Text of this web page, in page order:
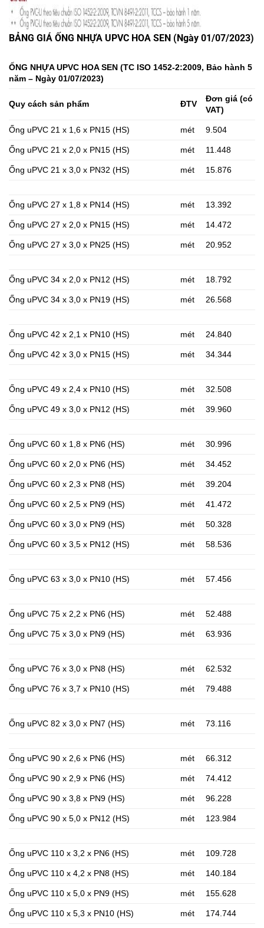
BẢNG GIÁ ỐNG NHỰA UPVC HOA SEN (Ngày 01/07/2023)
ỐNG NHỰA UPVC HOA SEN (TC ISO 1452-2:2009, Bảo hành 5
năm – Ngày 01/07/2023)
Quy cách sản phẩm ĐTV
Đơn giá (có
VAT)
Ống uPVC 21 x 1,6 x PN15 (HS) mét 9.504
Ống uPVC 21 x 2,0 x PN15 (HS) mét 11.448
Ống uPVC 21 x 3,0 x PN32 (HS) mét 15.876
Ống uPVC 27 x 1,8 x PN14 (HS) mét 13.392
Ống uPVC 27 x 2,0 x PN15 (HS) mét 14.472
Ống uPVC 27 x 3,0 x PN25 (HS) mét 20.952
Ống uPVC 34 x 2,0 x PN12 (HS) mét 18.792
Ống uPVC 34 x 3,0 x PN19 (HS) mét 26.568
Ống uPVC 42 x 2,1 x PN10 (HS) mét 24.840
Ống uPVC 42 x 3,0 x PN15 (HS) mét 34.344
Ống uPVC 49 x 2,4 x PN10 (HS) mét 32.508
Ống uPVC 49 x 3,0 x PN12 (HS) mét 39.960
Ống uPVC 60 x 1,8 x PN6 (HS) mét 30.996
Ống uPVC 60 x 2,0 x PN6 (HS) mét 34.452
Ống uPVC 60 x 2,3 x PN8 (HS) mét 39.204
Ống uPVC 60 x 2,5 x PN9 (HS) mét 41.472
Ống uPVC 60 x 3,0 x PN9 (HS) mét 50.328
Ống uPVC 60 x 3,5 x PN12 (HS) mét 58.536
Ống uPVC 63 x 3,0 x PN10 (HS) mét 57.456
Ống uPVC 75 x 2,2 x PN6 (HS) mét 52.488
Ống uPVC 75 x 3,0 x PN9 (HS) mét 63.936
Ống uPVC 76 x 3,0 x PN8 (HS) mét 62.532
Ống uPVC 76 x 3,7 x PN10 (HS) mét 79.488
Ống uPVC 82 x 3,0 x PN7 (HS) mét 73.116
Ống uPVC 90 x 2,6 x PN6 (HS) mét 66.312
Ống uPVC 90 x 2,9 x PN6 (HS) mét 74.412
Ống uPVC 90 x 3,8 x PN9 (HS) mét 96.228
Ống uPVC 90 x 5,0 x PN12 (HS) mét 123.984
Ống uPVC 110 x 3,2 x PN6 (HS) mét 109.728
Ống uPVC 110 x 4,2 x PN8 (HS) mét 140.184
Ống uPVC 110 x 5,0 x PN9 (HS) mét 155.628
Ống uPVC 110 x 5,3 x PN10 (HS) mét 174.744